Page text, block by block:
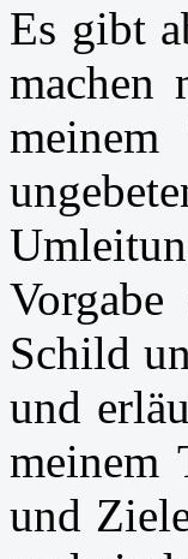
Es gibt
machen
Schild
und
meinem
und